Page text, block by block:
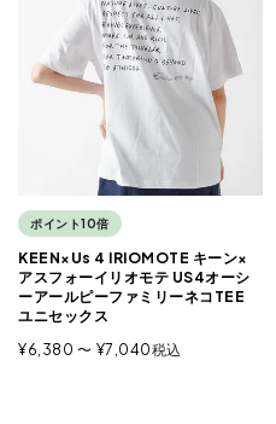
ポイント10倍
KEEN×Us 4 IRIOMOTE キーン×
アスフォーイリオモテ US4オーシ
ーアールピーファミリーネコTEE
ユニセックス
¥6,380 〜 ¥7,040税込